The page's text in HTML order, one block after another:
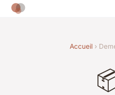
Accueil ›